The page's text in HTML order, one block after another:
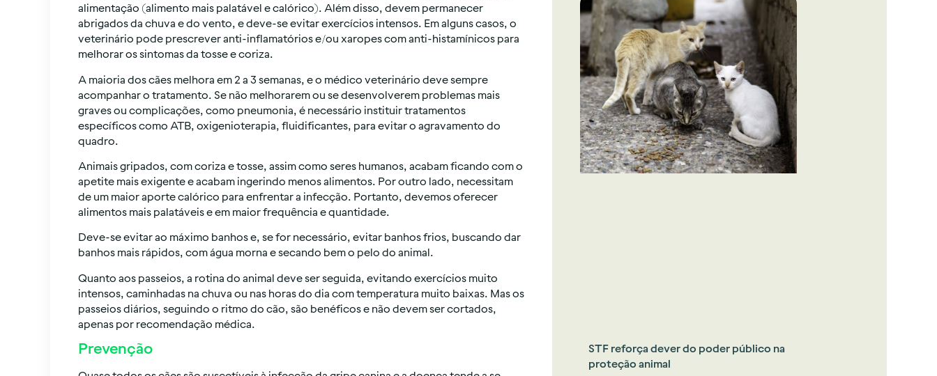
alimentação (alimento mais palatável e calórico). Além disso, devem permanecer
abrigados da chuva e do vento, e deve-se evitar exercícios intensos. Em alguns casos, o
veterinário pode prescrever anti-inflamatórios e/ou xaropes com anti-histamínicos para
melhorar os sintomas da tosse e coriza.
A maioria dos cães melhora em 2 a 3 semanas, e o médico veterinário deve sempre
acompanhar o tratamento. Se não melhorarem ou se desenvolverem problemas mais
graves ou complicações, como pneumonia, é necessário instituir tratamentos
específicos como ATB, oxigenioterapia, fluidificantes, para evitar o agravamento do
quadro.
Animais gripados, com coriza e tosse, assim como seres humanos, acabam ficando com o
apetite mais exigente e acabam ingerindo menos alimentos. Por outro lado, necessitam
de um maior aporte calórico para enfrentar a infecção. Portanto, devemos oferecer
alimentos mais palatáveis e em maior frequência e quantidade.
Deve-se evitar ao máximo banhos e, se for necessário, evitar banhos frios, buscando dar
banhos mais rápidos, com água morna e secando bem o pelo do animal.
Quanto aos passeios, a rotina do animal deve ser seguida, evitando exercícios muito
intensos, caminhadas na chuva ou nas horas do dia com temperatura muito baixas. Mas os
passeios diários, seguindo o ritmo do cão, são benéficos e não devem ser cortados,
apenas por recomendação médica.
Prevenção
STF reforça dever do poder público na
proteção animal